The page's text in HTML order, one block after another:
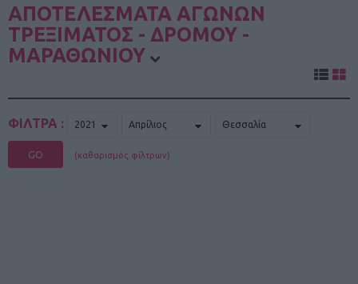
ΑΠΟΤΕΛΕΣΜΑΤΑ ΑΓΩΝΩΝ
ΤΡΕΞΙΜΑΤΟΣ - ΔΡΟΜΟΥ -
ΜΑΡΑΘΩΝΙΟΥ
ΦΙΛΤΡΑ :
GO (καθαρισμός φίλτρων)